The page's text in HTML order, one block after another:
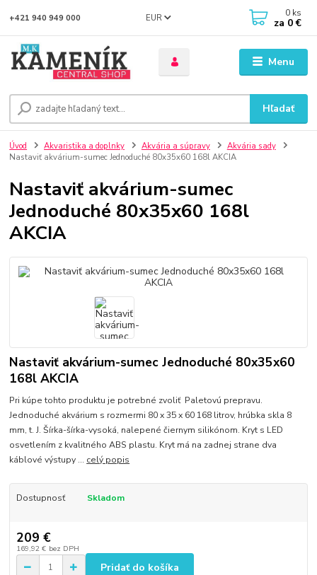
Menu
EUR
Hľadať
+421 940 949 000 0 ks
za 0 €
Úvod Akvaristika a doplnky Akvária a súpravy
Akvária sady
Nastaviť akvárium-sumec Jednoduché 80x35x60 168l AKCIA
Nastaviť akvárium-sumec
Jednoduché 80x35x60 168l
AKCIA
Nastaviť akvárium-sumec Jednoduché 80x35x60
168l AKCIA
Pri kúpe tohto produktu je potrebné zvoliť Paletovú prepravu.
Jednoduché akvárium s rozmermi 80 x 35 x 60 168 litrov, hrúbka skla 8
mm, t. J. Šírka-šírka-vysoká, nalepené čiernym silikónom. Kryt s LED
osvetlením z kvalitného ABS plastu. Kryt má na zadnej strane dva
káblové výstupy ... celý popis
Dostupnosť Skladom
209 €
169,92 € bez DPH
Pridať do košíka